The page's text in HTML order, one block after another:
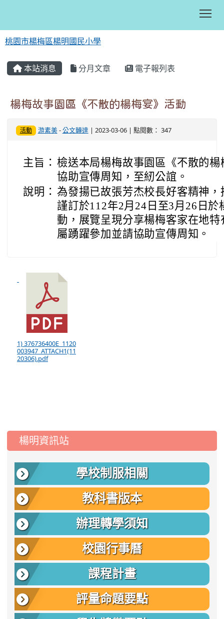
桃園市楊梅區楊明國民小學
本站消息 分月文章 電子報列表
楊梅故事園區《不散的楊梅宴》活動
活動 游素美-公文轉達 | 2023-03-06 | 點閱數： 347
主旨： 檢送本局楊梅故事園區《不散的
協助宣傳周知，至紉公誼。
說明： 為發揚已故張芳杰校長好客精神
謹訂於112年2月24日至3月26日
動，展覽呈現分享楊梅客家在地
屬踴躍參加並請協助宣傳周知。
1) 376736400E_1120
003947_ATTACH1(11
20306).pdf
::: 楊明資訊站
學校制服相關
教科書版本
辦理轉學須知
校園行事曆
課程計畫
評量命題要點